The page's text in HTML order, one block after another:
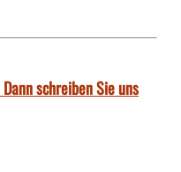
schreiben Sie uns